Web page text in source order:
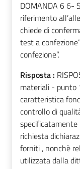
DOMANDA 6 6-
riferimento
chiede di
test a
confezione”.
Risposta :
materiali - punto
caratteristica
controllo di
richiesta
forniti , nonchè
utilizzata dalla